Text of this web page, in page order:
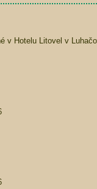
v Hotelu Litovel v